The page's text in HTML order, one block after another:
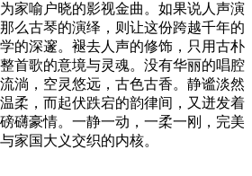
家喻户晓的影视金曲。如果说人声演
么古琴的演绎，则让这份跨越千年的
的深邃。褪去人声的修饰，只用古朴
首歌的意境与灵魂。没有华丽的唱腔
淌，空灵悠远，古色古香。静谧淡然
柔，而起伏跌宕的韵律间，又迸发着
礴豪情。一静一动，一柔一刚，完美
家国大义交织的内核。